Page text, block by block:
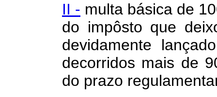
II - multa básica de
do impôsto que
devidamente
decorridos mais de
do prazo